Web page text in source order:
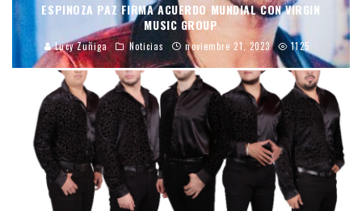
ESPINOZA PAZ FIRMA ACUERDO MUNDIAL CON VIRGIN
MUSIC GROUP
Lucy Zuñiga Noticias noviembre 21, 2023 1125